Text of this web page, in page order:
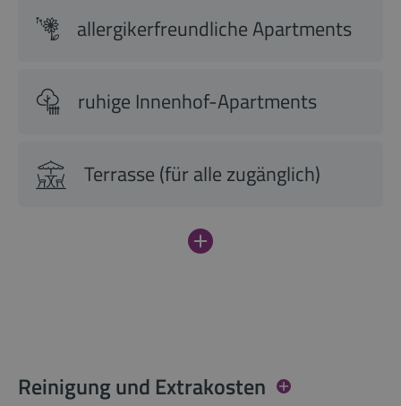
allergikerfreundliche Apartments
ruhige Innenhof-Apartments
Terrasse (für alle zugänglich)
Reinigung und Extrakosten